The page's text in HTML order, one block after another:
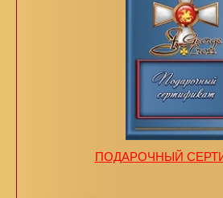
ПОДАРОЧНЫЙ